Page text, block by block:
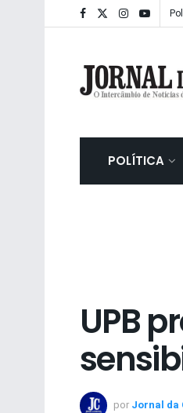
POLÍTICA
UPB
por Jornal da